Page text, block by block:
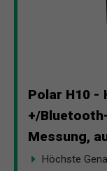
Polar H10 -
+/
Messung,
Höchste